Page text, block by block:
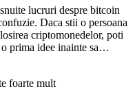
lucruri despre bitcoin
Daca stii o persoana
criptomonedelor, poti
o prima idee inainte sa…